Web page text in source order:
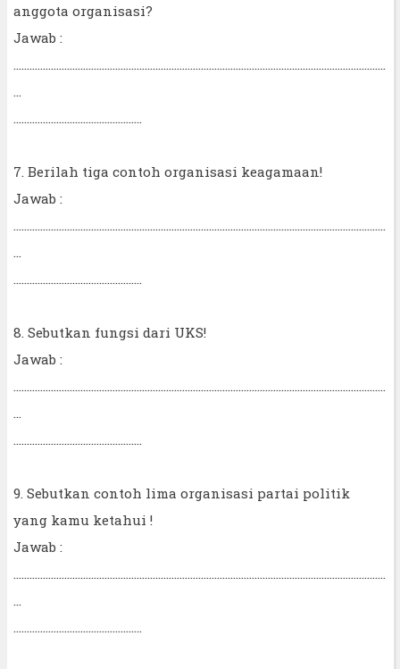
anggota organisasi?
Jawab :
7. Berilah tiga contoh organisasi keagamaan!
Jawab :
8. Sebutkan fungsi dari UKS!
Jawab :
9. Sebutkan contoh lima organisasi partai politik
yang kamu ketahui !
Jawab :